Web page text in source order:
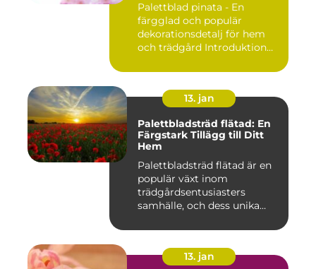
Palettblad pinata - En
färgglad och populär
dekorationsdetalj för hem
och trädgård Introduktion
13. jan
Palettbladsträd flätad: En
Färgstark Tillägg till Ditt
Hem
Palettbladsträd flätad är en
populär växt inom
trädgårdsentusiasters
samhälle, och dess unika
13. jan